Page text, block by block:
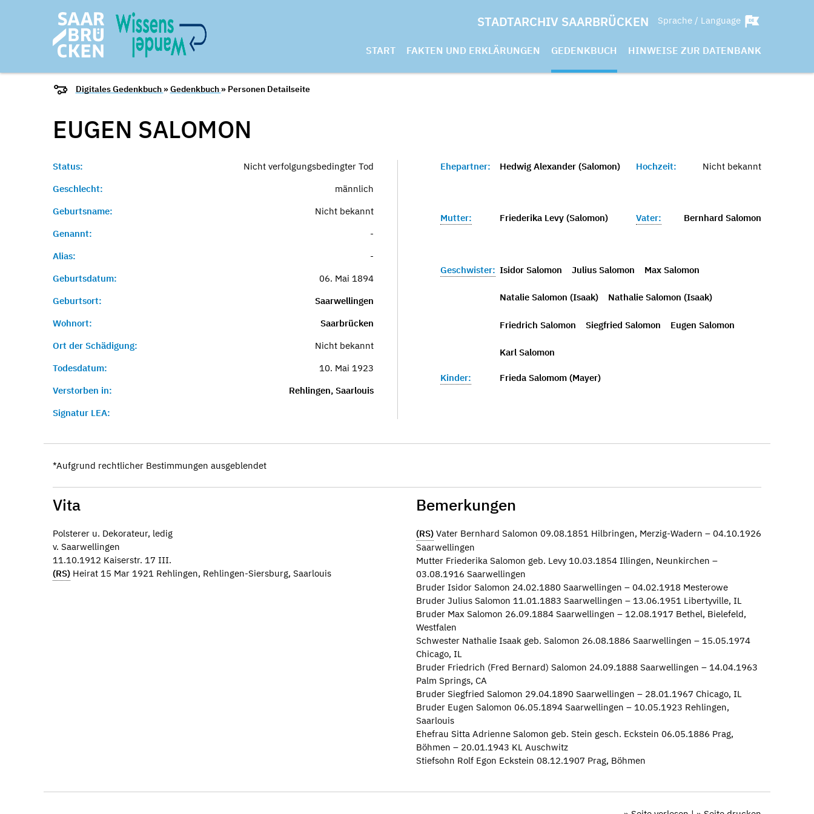
STADTARCHIV SAARBRÜCKEN Sprache / Language
START FAKTEN UND ERKLÄRUNGEN GEDENKBUCH HINWEISE ZUR DATENBANK
Digitales Gedenkbuch »Gedenkbuch » Personen Detailseite
EUGEN SALOMON
Status:
Nicht verfolgungsbedingter Tod
Geschlecht:
männlich
Geburtsname:
Nicht bekannt
Genannt:
-
Alias:
-
Geburtsdatum:
06. Mai 1894
Geburtsort:
Saarwellingen
Wohnort:
Saarbrücken
Ort der Schädigung:
Nicht bekannt
Todesdatum:
10. Mai 1923
Verstorben in:
Rehlingen, Saarlouis
Signatur LEA:
Ehepartner: Hedwig Alexander (Salomon) Hochzeit: Nicht bekannt
Mutter: Friederika Levy (Salomon) Vater: Bernhard Salomon
Geschwister: Isidor Salomon Julius Salomon Max Salomon
Natalie Salomon (Isaak) Nathalie Salomon (Isaak)
Friedrich Salomon Siegfried Salomon Eugen Salomon
Karl Salomon
Kinder: Frieda Salomom (Mayer)
*Aufgrund rechtlicher Bestimmungen ausgeblendet
Vita
Polsterer u. Dekorateur, ledig
v. Saarwellingen
11.10.1912 Kaiserstr. 17 III.
(RS) Heirat 15 Mar 1921 Rehlingen, Rehlingen-Siersburg, Saarlouis
Bemerkungen
(RS) Vater Bernhard Salomon 09.08.1851 Hilbringen, Merzig-Wadern – 04.10.1926
Saarwellingen
Mutter Friederika Salomon geb. Levy 10.03.1854 Illingen, Neunkirchen –
03.08.1916 Saarwellingen
Bruder Isidor Salomon 24.02.1880 Saarwellingen – 04.02.1918 Mesterowe
Bruder Julius Salomon 11.01.1883 Saarwellingen – 13.06.1951 Libertyville, IL
Bruder Max Salomon 26.09.1884 Saarwellingen – 12.08.1917 Bethel, Bielefeld,
Westfalen
Schwester Nathalie Isaak geb. Salomon 26.08.1886 Saarwellingen – 15.05.1974
Chicago, IL
Bruder Friedrich (Fred Bernard) Salomon 24.09.1888 Saarwellingen – 14.04.1963
Palm Springs, CA
Bruder Siegfried Salomon 29.04.1890 Saarwellingen – 28.01.1967 Chicago, IL
Bruder Eugen Salomon 06.05.1894 Saarwellingen – 10.05.1923 Rehlingen,
Saarlouis
Ehefrau Sitta Adrienne Salomon geb. Stein gesch. Eckstein 06.05.1886 Prag,
Böhmen – 20.01.1943 KL Auschwitz
Stiefsohn Rolf Egon Eckstein 08.12.1907 Prag, Böhmen